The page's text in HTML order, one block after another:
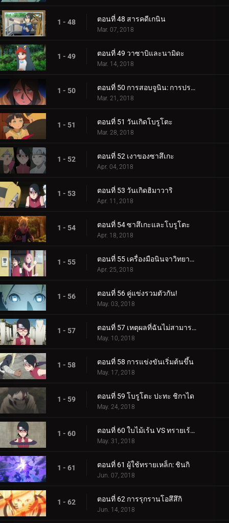
1 - 48 ตอนที่ 48 สารคดีเกนิน
Mar. 07, 2018
1 - 49 ตอนที่ 49 วาซาบิและนามิดะ
Mar. 14, 2018
1 - 50 ตอนที่ 50 การสอบจูนิน: การประชุมข้อเสนอแนะ
Mar. 21, 2018
1 - 51 ตอนที่ 51 วันเกิดโบรูโตะ
Mar. 28, 2018
1 - 52 ตอนที่ 52 เงาของซาสึเกะ
Apr. 04, 2018
1 - 53 ตอนที่ 53 วันเกิดฮิมาวาริ
Apr. 11, 2018
1 - 54 ตอนที่ 54 ซาสึเกะและโบรูโตะ
Apr. 18, 2018
1 - 55 ตอนที่ 55 เครื่องมือนินจาวิทยาศาสตร์
Apr. 25, 2018
1 - 56 ตอนที่ 56 คู่แข่งรวมตัวกัน!
May. 03, 2018
1 - 57 ตอนที่ 57 เหตุผลที่ฉันไม่สามารถสูญเสีย
May. 10, 2018
1 - 58 ตอนที่ 58 การแข่งขันเริ่มต้นขึ้น
May. 17, 2018
1 - 59 ตอนที่ 59 โบรูโตะ ปะทะ ชิกาได
May. 24, 2018
1 - 60 ตอนที่ 60 ใบไม้เร้น VS ทรายเร้นลับ
May. 31, 2018
1 - 61 ตอนที่ 61 ผู้ใช้ทรายเหล็ก: ชินกิ
Jun. 07, 2018
1 - 62 ตอนที่ 62 การรุกรานโอสึสึกิ
Jun. 14, 2018